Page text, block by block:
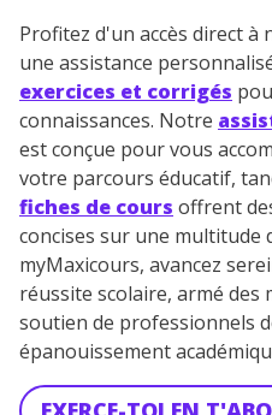
Profitez d'un accès direct à
une assistance
exercices et corrigés
connaissances. Notre
est conçue pour vous
votre parcours éducatif,
fiches de cours offrent
concises sur une multitude
myMaxicours, avancez
réussite scolaire, armé des
soutien de professionnels
épanouissement